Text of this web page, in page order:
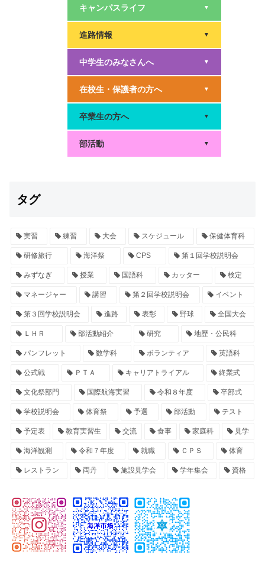
キャンパスライフ ▼
進路情報 ▼
中学生のみなさんへ ▼
在校生・保護者の方へ ▼
卒業生の方へ ▼
部活動 ▼
タグ
実習 練習 大会 スケジュール 保健体育科
研修旅行 海洋祭 CPS 第１回学校説明会
みずなぎ 授業 国語科 カッター 検定
マネージャー 講習 第２回学校説明会 イベント
第３回学校説明会 進路 表彰 野球 全国大会
ＬＨＲ 部活動紹介 研究 地歴・公民科
パンフレット 数学科 ボランティア 英語科
公式戦 ＰＴＡ キャリアトライアル 終業式
文化祭部門 国際航海実習 令和８年度 卒部式
学校説明会 体育祭 予選 部活動 テスト
予定表 教育実習生 交流 食事 家庭科 見学
海洋観測 令和７年度 就職 ＣＰＳ 体育
レストラン 両丹 施設見学会 学年集会 資格